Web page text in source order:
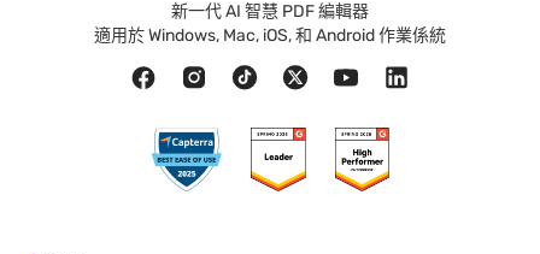
新一代 AI 智慧 PDF 編輯器
適用於 Windows, Mac, iOS, 和 Android 作業係統